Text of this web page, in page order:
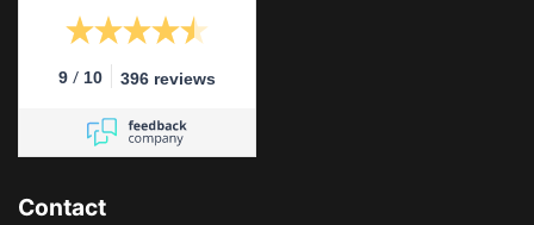
9 / 10 396 reviews
Contact